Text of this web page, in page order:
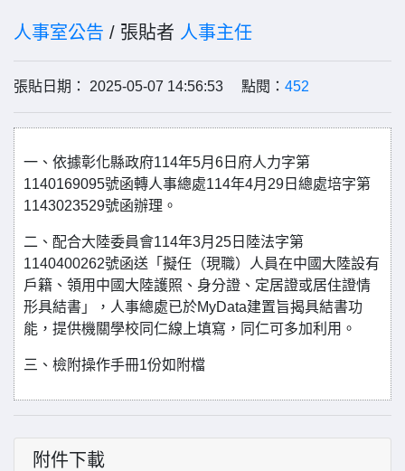
人事室公告 / 張貼者 人事主任
張貼日期： 2025-05-07 14:56:53 點閱： 452
一、依據彰化縣政府114年5月6日府人力字第
1140169095號函轉人事總處114年4月29日總處培字第
1143023529號函辦理。
二、配合大陸委員會114年3月25日陸法字第
1140400262號函送「擬任（現職）人員在中國大陸設有
戶籍、領用中國大陸護照、身分證、定居證或居住證情
形具結書」，人事總處已於MyData建置旨揭具結書功
能，提供機關學校同仁線上填寫，同仁可多加利用。
三、檢附操作手冊1份如附檔
附件下載